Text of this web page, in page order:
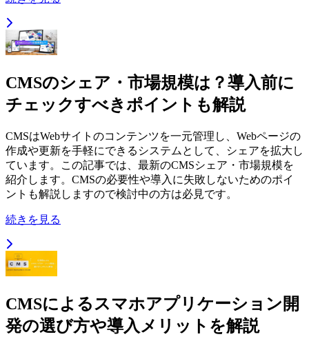
CMSのシェア・市場規模は？導入前に
チェックすべきポイントも解説
CMSはWebサイトのコンテンツを一元管理し、Webページの
作成や更新を手軽にできるシステムとして、シェアを拡大し
ています。この記事では、最新のCMSシェア・市場規模を
紹介します。CMSの必要性や導入に失敗しないためのポイ
ントも解説しますので検討中の方は必見です。
続きを見る
CMSによるスマホアプリケーション開
発の選び方や導入メリットを解説